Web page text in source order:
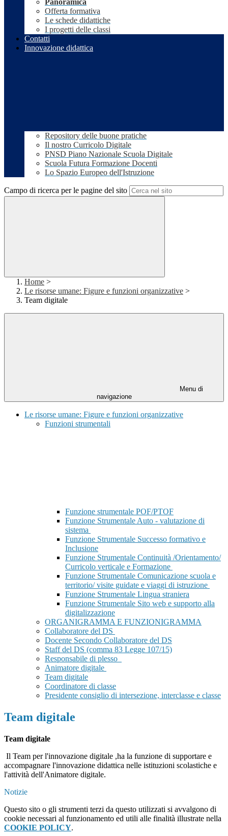
Panoramica
Offerta formativa
Le schede didattiche
I progetti delle classi
Contatti
Innovazione didattica
Repository delle buone pratiche
Il nostro Curricolo Digitale
PNSD Piano Nazionale Scuola Digitale
Scuola Futura Formazione Docenti
Lo Spazio Europeo dell'Istruzione
Campo di ricerca per le pagine del sito
Home >
Le risorse umane: Figure e funzioni organizzative >
Team digitale
Menu di
navigazione
Le risorse umane: Figure e funzioni organizzative
Funzioni strumentali
Funzione strumentale POF/PTOF
Funzione Strumentale Auto - valutazione di
sistema
Funzione Strumentale Successo formativo e
Inclusione
Funzione Strumentale Continuità /Orientamento/
Curricolo verticale e Formazione
Funzione Strumentale Comunicazione scuola e
territorio/ visite guidate e viaggi di istruzione
Funzione Strumentale Lingua straniera
Funzione Strumentale Sito web e supporto alla
digitalizzazione
ORGANIGRAMMA E FUNZIONIGRAMMA
Collaboratore del DS
Docente Secondo Collaboratore del DS
Staff del DS (comma 83 Legge 107/15)
Responsabile di plesso
Animatore digitale
Team digitale
Coordinatore di classe
Presidente consiglio di intersezione, interclasse e classe
Team digitale
Team digitale
Il Team per l'innovazione digitale ,ha la funzione di supportare e
accompagnare l'innovazione didattica nelle istituzioni scolastiche e
l'attività dell'Animatore digitale.
Notizie
Questo sito o gli strumenti terzi da questo utilizzati si avvalgono di
cookie necessari al funzionamento ed utili alle finalità illustrate nella
COOKIE POLICY.